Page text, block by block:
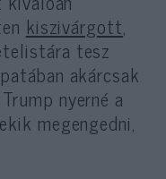
kiszivárgott,
tesz
akárcsak
nyerné a
megengedni,